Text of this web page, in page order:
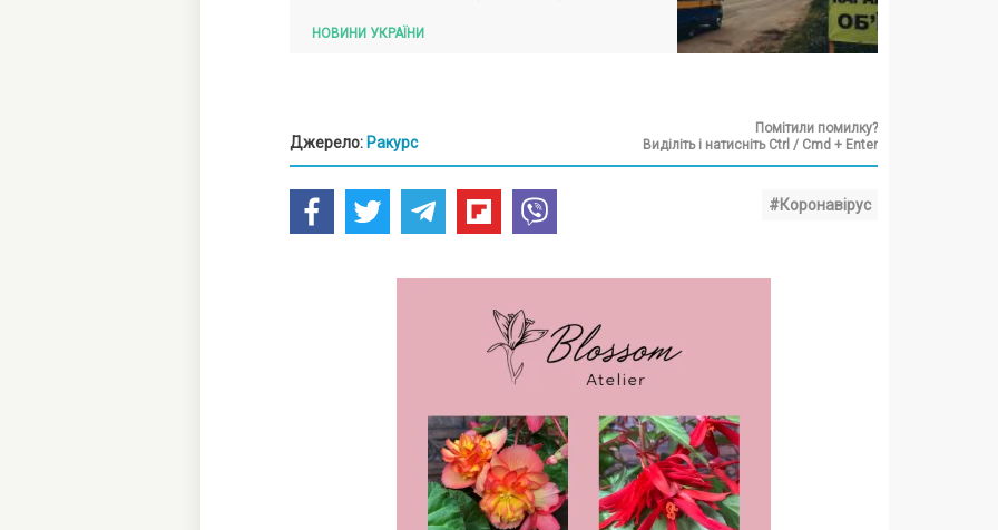
НОВИНИ УКРАЇНИ
Джерело: Ракурс
Помітили помилку?
Виділіть і натисніть Ctrl / Cmd + Enter
#Коронавірус